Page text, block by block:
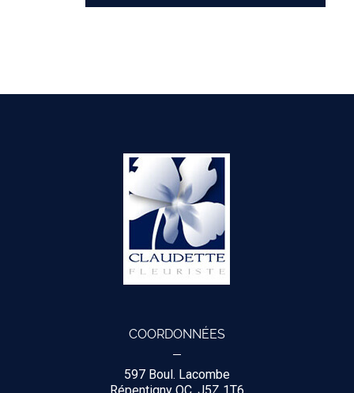
COORDONNÉES
597 Boul. Lacombe